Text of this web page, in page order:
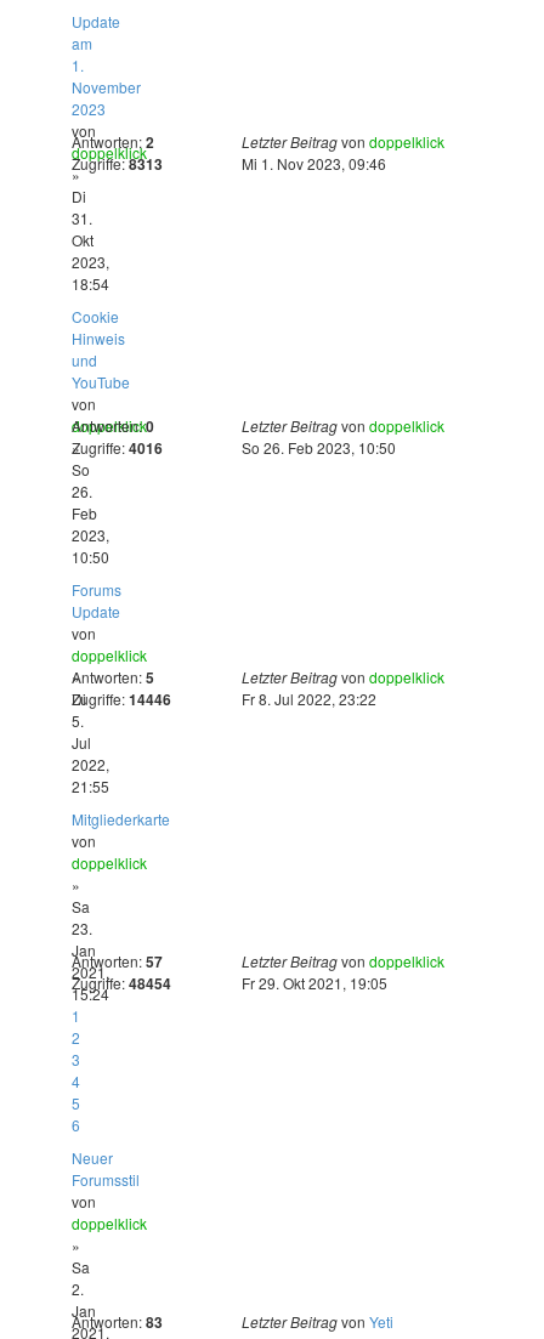
Update
am
1.
November
2023
von
doppelklick
»
Di
31.
Okt
2023,
18:54
Antworten:2
Zugriffe:8313
Letzter Beitragvon doppelklick
Mi 1. Nov 2023, 09:46
Cookie
Hinweis
und
YouTube
von
doppelklick
»
So
26.
Feb
2023,
10:50
Antworten:0
Zugriffe:4016
Letzter Beitragvon doppelklick
So 26. Feb 2023, 10:50
Forums
Update
von
doppelklick
»
Di
5.
Jul
2022,
21:55
Antworten:5
Zugriffe:14446
Letzter Beitragvon doppelklick
Fr 8. Jul 2022, 23:22
Mitgliederkarte
von
doppelklick
»
Sa
23.
Jan
2021,
15:24
1
2
3
4
5
6
Antworten:57
Zugriffe:48454
Letzter Beitragvon doppelklick
Fr 29. Okt 2021, 19:05
Neuer
Forumsstil
von
doppelklick
»
Sa
2.
Jan
2021,
Antworten:83 Letzter Beitragvon Yeti